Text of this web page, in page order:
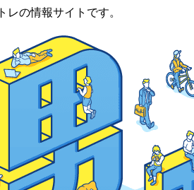
レの情報サイトです。